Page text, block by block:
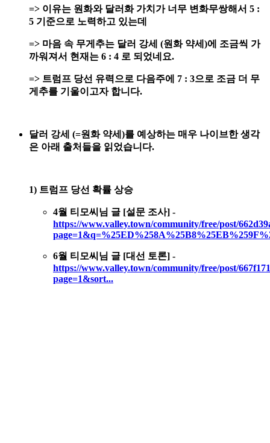
=> 이유는 원화와 달러화 가치가 너무 변화무쌍해서 5 :
5 기준으로 노력하고 있는데
=> 마음 속 무게추는 달러 강세 (원화 약세)에 조금씩 가
까워져서 현재는 6 : 4 로 되었네요.
=> 트럼프 당선 유력으로 다음주에 7 : 3으로 조금 더 무
게추를 기울이고자 합니다.
달러 강세 (=원화 약세)를 예상하는 매우 나이브한 생각
은 아래 출처들을 읽었습니다.
1) 트럼프 당선 확률 상승
4월 티모씨님 글 [설문 조사] -
https://www.valley.town/community/free/post/
6월 티모씨님 글 [대선 토론] -
https://www.valley.town/community/free/post/
page=1&sort...